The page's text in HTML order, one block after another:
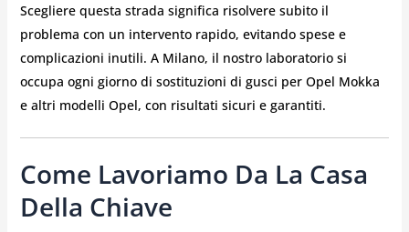
Scegliere questa strada significa risolvere subito il
problema con un intervento rapido, evitando spese e
complicazioni inutili. A Milano, il nostro laboratorio si
occupa ogni giorno di sostituzioni di gusci per Opel Mokka
e altri modelli Opel, con risultati sicuri e garantiti.
Come Lavoriamo Da La Casa
Della Chiave